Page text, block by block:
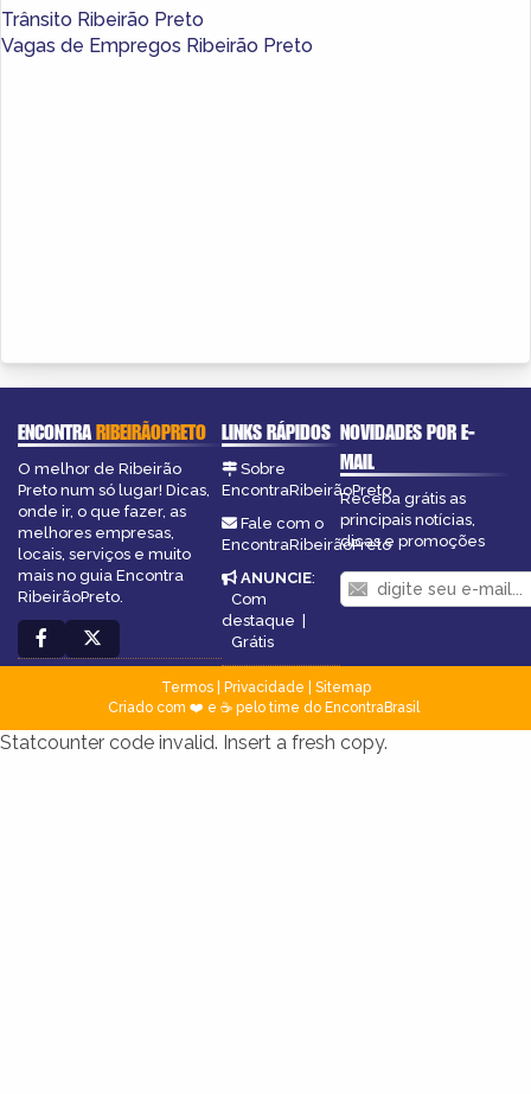
Trânsito Ribeirão Preto
Vagas de Empregos Ribeirão Preto
ENCONTRARIBEIRÃOPRETO
O melhor de Ribeirão
Preto num só lugar! Dicas,
onde ir, o que fazer, as
melhores empresas,
locais, serviços e muito
mais no guia Encontra
RibeirãoPreto.
LINKS RÁPIDOS
Sobre
EncontraRibeirãoPreto
Fale com o
EncontraRibeirãoPreto
ANUNCIE:
Com
destaque
Grátis
NOVIDADES POR E-
MAIL
Receba grátis as
principais notícias,
dicas e promoções
Termos| Privacidade
Sitemap
Criado com ❤️ e ☕ pelo time do EncontraBrasil
Statcounter code invalid. Insert a fresh copy.